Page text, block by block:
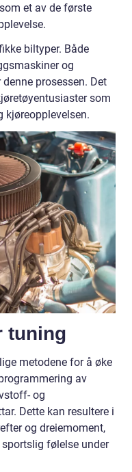
et av de første
biltyper. Både
og
prosessen. Det
som
kjøreopplevelsen.
tuning
metodene for å øke
av
og
Dette kan resultere i
og dreiemoment,
følelse under